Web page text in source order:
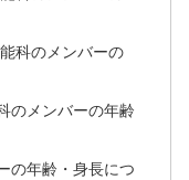
科のメンバーの
のメンバーの年齢
の年齢・身長につ